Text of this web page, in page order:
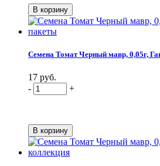
Семена Томат Черный мавр, 0,05г,
17 руб.
-
+